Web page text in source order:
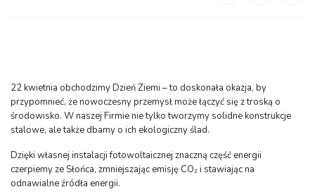
22 kwietnia obchodzimy Dzień Ziemi – to doskonała okazja, by
przypomnieć, że nowoczesny przemysł może łączyć się z troską o
środowisko. W naszej Firmie nie tylko tworzymy solidne konstrukcje
stalowe, ale także dbamy o ich ekologiczny ślad.
Dzięki własnej instalacji fotowoltaicznej znaczną część energii
czerpiemy ze Słońca, zmniejszając emisję CO₂ i stawiając na
odnawialne źródła energii.